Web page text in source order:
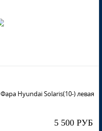
Фара Hyundai Solaris(10-) левая
5 500 РУБ